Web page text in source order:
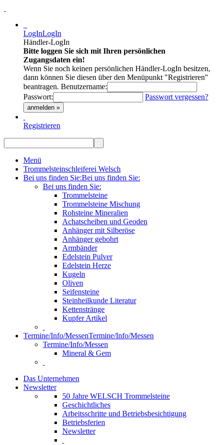
LogInLogIn
Händler-LogIn
Bitte loggen Sie sich mit Ihren persönlichen
Zugangsdaten ein!
Wenn Sie noch keinen persönlichen Händler-LogIn besitzen,
dann können Sie diesen über den Menüpunkt "Registrieren"
beantragen. Benutzername:
Passwort:
Passwort vergessen?
anmelden »
Registrieren
Menü
Trommelsteinschleiferei Welsch
Bei uns finden Sie:Bei uns finden Sie:
Bei uns finden Sie:
Trommelsteine
Trommelsteine Mischung
Rohsteine Mineralien
Achatscheiben und Geoden
Anhänger mit Silberöse
Anhänger gebohrt
Armbänder
Edelstein Pulver
Edelstein Herze
Kugeln
Oliven
Seifensteine
Steinheilkunde Literatur
Kettenstränge
Kupfer Artikel
Termine/Info/MessenTermine/Info/Messen
Termine/Info/Messen
Mineral & Gem
Das Unternehmen
Newsletter
50 Jahre WELSCH Trommelsteine
Geschichtliches
Arbeitsschritte und Betriebsbesichtigung
Betriebsferien
Newsletter